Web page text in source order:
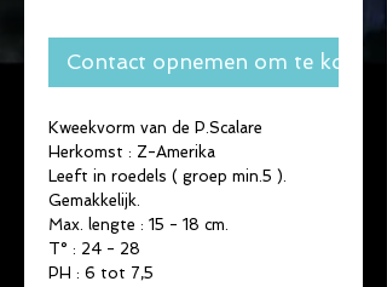
Contact opnemen om te kopen
Kweekvorm van de P.Scalare
Herkomst : Z-Amerika
Leeft in roedels ( groep min.5 ).
Gemakkelijk.
Max. lengte : 15 - 18 cm.
T° : 24 - 28
PH : 6 tot 7,5